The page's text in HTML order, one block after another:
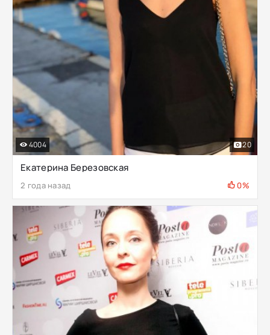
Екатерина Березовская
2 года назад 0%
4004 20